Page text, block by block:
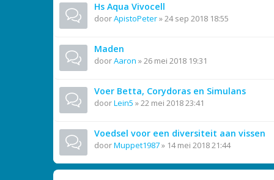
Hs Aqua Vivocell
doorApistoPeter»24 sep 2018 18:55
Maden
doorAaron »26 mei 2018 19:31
Voer Betta, Corydoras en Simulans
doorLein5 »22 mei 2018 23:41
Voedsel voor een diversiteit aan vissen
doorMuppet1987» 14 mei 2018 21:44